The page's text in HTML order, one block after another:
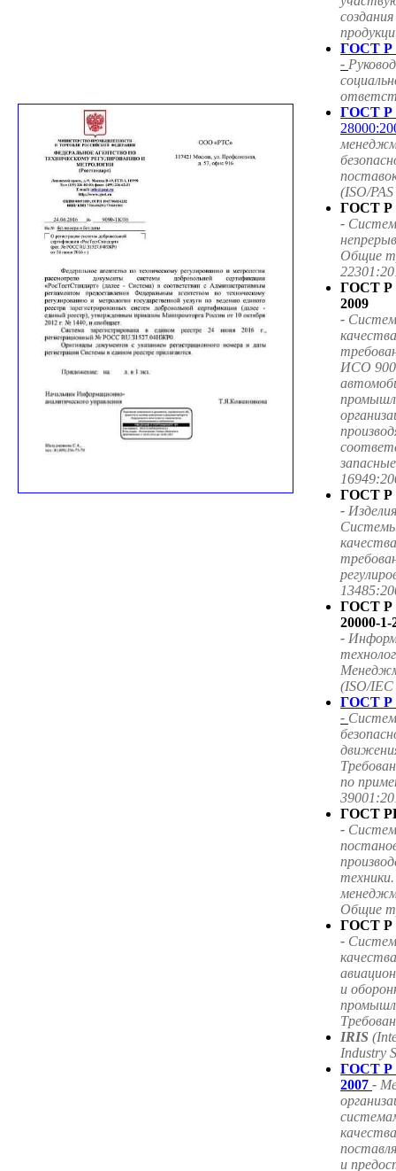
ГОСТ Р
-
ГОСТ Р
(ISO/
ГОСТ Р
-
Общие
ГОСТ Р
2009
-
ИСО
ГОСТ Р
-
ГОСТ
20000-1-
-
(ISO/IEC
ГОСТ Р
-
по
ГОСТ РВ
-
Общие
ГОСТ Р
-
и
IRIS
Industry
ГОСТ Р
2007 -
и